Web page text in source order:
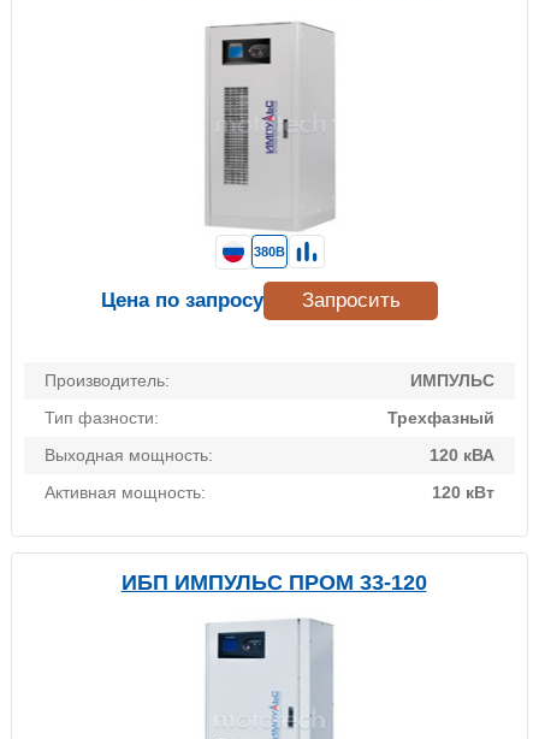
Производитель:
ИМПУЛЬС
Тип фазности:
Трехфазный
Выходная мощность:
120 кВА
Активная мощность:
120 кВт
380В
Цена по запросу Запросить
ИБП ИМПУЛЬС ПРОМ 33-120